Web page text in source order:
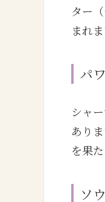
ター
まれま
パ
シャ
あり
を果た
ソ